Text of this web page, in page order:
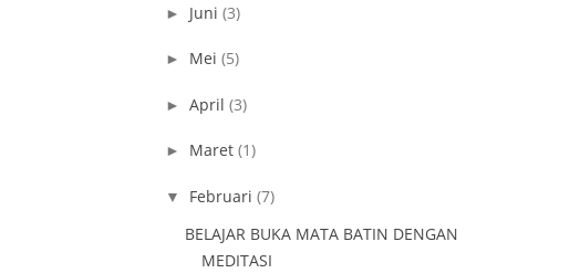
► Juni (3)
► Mei (5)
► April (3)
► Maret (1)
▼ Februari (7)
BELAJAR BUKA MATA BATIN DENGAN
MEDITASI